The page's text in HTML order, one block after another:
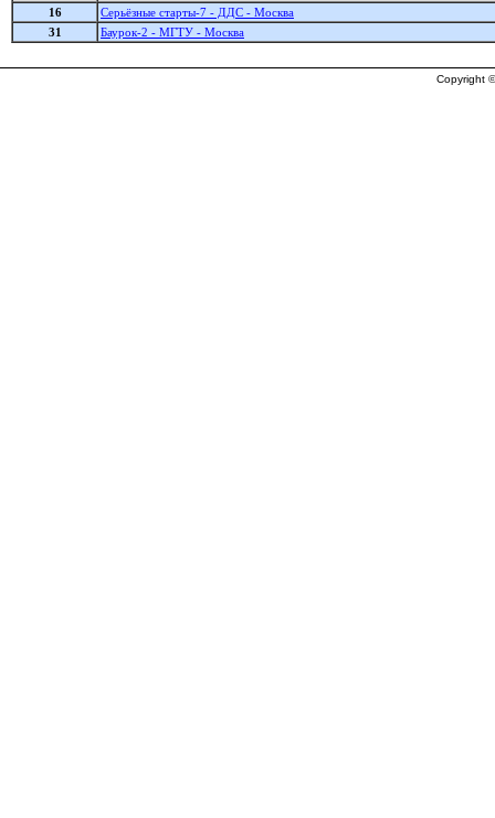
16
Серьёзные старты-7 - ДДС - Москва
31
Баурок-2 - МГТУ - Москва
Copyright